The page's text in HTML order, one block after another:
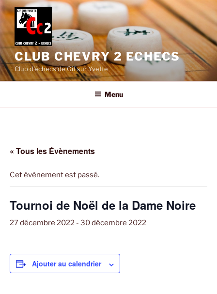
Aller
au
contenu
principal
CLUB CHEVRY 2 ECHECS
Club d'échecs de Gif sur Yvette
Menu
« Tous les Évènements
Cet évènement est passé.
Tournoi de Noël de la Dame Noire
27 décembre 2022 - 30 décembre 2022
Ajouter au calendrier